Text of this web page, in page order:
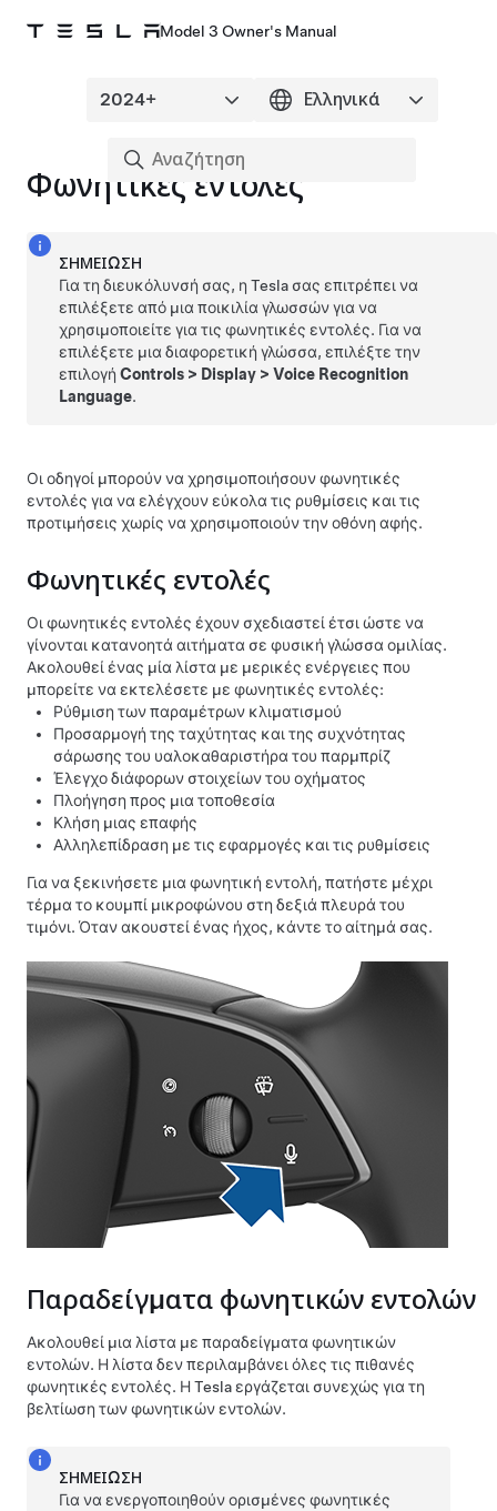
Model 3 Owner's Manual
Φωνητικές εντολές
ΣΗΜΕΊΩΣΗ
Για τη διευκόλυνσή σας, η Tesla σας επιτρέπει να
επιλέξετε από μια ποικιλία γλωσσών για να
χρησιμοποιείτε για τις φωνητικές εντολές. Για να
επιλέξετε μια διαφορετική γλώσσα, επιλέξτε την
επιλογήControls > Display >Voice Recognition
Language.
Οι οδηγοί μπορούν να χρησιμοποιήσουν φωνητικές
εντολές για να ελέγχουν εύκολα τις ρυθμίσεις και τις
προτιμήσεις χωρίς να χρησιμοποιούν την οθόνη αφής.
Φωνητικές εντολές
Οι φωνητικές εντολές έχουν σχεδιαστεί έτσι ώστε να
γίνονται κατανοητά αιτήματα σε φυσική γλώσσα ομιλίας.
Ακολουθεί ένας μία λίστα με μερικές ενέργειες που
μπορείτε να εκτελέσετε με φωνητικές εντολές:
Ρύθμιση των παραμέτρων κλιματισμού
Προσαρμογή της ταχύτητας και της συχνότητας
σάρωσης του υαλοκαθαριστήρα του παρμπρίζ
Έλεγχο διάφορων στοιχείων του οχήματος
Πλοήγηση προς μια τοποθεσία
Κλήση μιας επαφής
Αλληλεπίδραση με τις εφαρμογές και τις ρυθμίσεις
Για να ξεκινήσετε μια φωνητική εντολή, πατήστε μέχρι
τέρμα το κουμπί μικροφώνου στη δεξιά πλευρά του
τιμόνι. Όταν ακουστεί ένας ήχος, κάντε το αίτημά σας.
Παραδείγματα φωνητικών εντολών
Ακολουθεί μια λίστα με παραδείγματα φωνητικών
εντολών. Η λίστα δεν περιλαμβάνει όλες τις πιθανές
φωνητικές εντολές. Η Tesla εργάζεται συνεχώς για τη
βελτίωση των φωνητικών εντολών.
ΣΗΜΕΊΩΣΗ
Για να ενεργοποιηθούν ορισμένες φωνητικές